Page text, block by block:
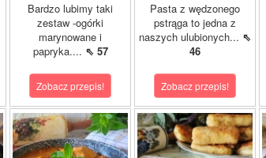
Bardzo lubimy taki
zestaw -ogórki
marynowane i
papryka.... ⇖ 57
Zobacz przepis!
Pasta z wędzonego
pstrąga to jedna z
naszych ulubionych... ⇖
46
Zobacz przepis!